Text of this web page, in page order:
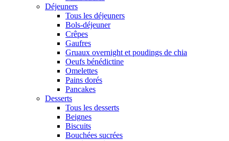
Déjeuners
Tous les déjeuners
Bols-déjeuner
Crêpes
Gaufres
Gruaux overnight et poudings de chia
Oeufs bénédictine
Omelettes
Pains dorés
Pancakes
Desserts
Tous les desserts
Beignes
Biscuits
Bouchées sucrées